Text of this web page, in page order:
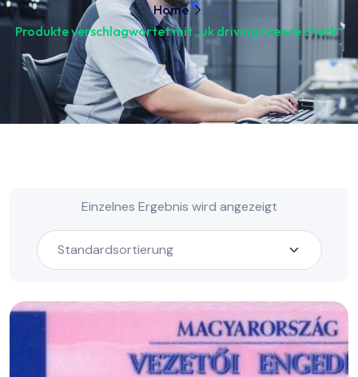
Home
Produkte verschlagwortet mit „uk driving licence check“
Einzelnes Ergebnis wird angezeigt